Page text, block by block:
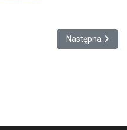
rozwiązaniach
Następna
Następna